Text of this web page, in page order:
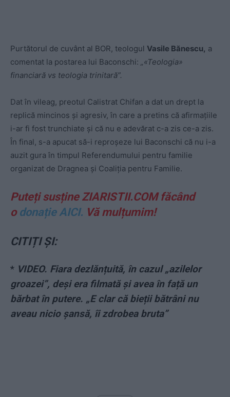
Purtătorul de cuvânt al BOR, teologul Vasile Bănescu, a
comentat la postarea lui Baconschi:
„«Teologia»
financiară vs teologia trinitară”.
Dat în vileag, preotul Calistrat Chifan a dat un drept la
replică mincinos și agresiv, în care a pretins că afirmațiile
i-ar fi fost trunchiate și că nu e adevărat c-a zis ce-a zis.
În final, s-a apucat să-i reproșeze lui Baconschi că nu i-a
auzit gura în timpul Referendumului pentru familie
organizat de Dragnea și Coaliția pentru Familie.
Puteți susține ZIARISTII.COM făcând
o donație AICI. Vă mulțumim!
CITIȚI ȘI:
* VIDEO. Fiara dezlănțuită, în cazul „azilelor
groazei”, deși era filmată și avea în față un
bărbat în putere. „E clar că bieții bătrâni nu
aveau nicio șansă, îi zdrobea bruta”